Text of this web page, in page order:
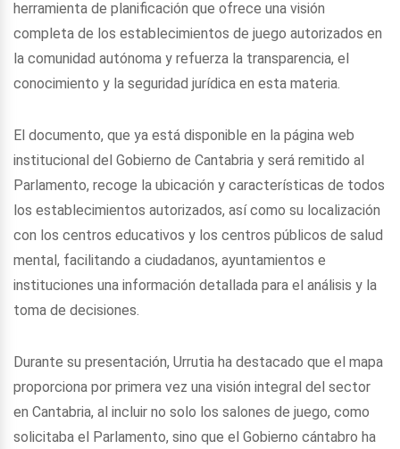
herramienta de planificación que ofrece una visión
completa de los establecimientos de juego autorizados en
la comunidad autónoma y refuerza la transparencia, el
conocimiento y la seguridad jurídica en esta materia.
El documento, que ya está disponible en la página web
institucional del Gobierno de Cantabria y será remitido al
Parlamento, recoge la ubicación y características de todos
los establecimientos autorizados, así como su localización
con los centros educativos y los centros públicos de salud
mental, facilitando a ciudadanos, ayuntamientos e
instituciones una información detallada para el análisis y la
toma de decisiones.
Durante su presentación, Urrutia ha destacado que el mapa
proporciona por primera vez una visión integral del sector
en Cantabria, al incluir no solo los salones de juego, como
solicitaba el Parlamento, sino que el Gobierno cántabro ha